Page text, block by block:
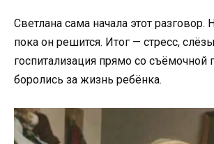
Светлана сама начала этот разговор.
пока он решится. Итог — стресс,
госпитализация прямо со съёмочной
боролись за жизнь ребёнка.